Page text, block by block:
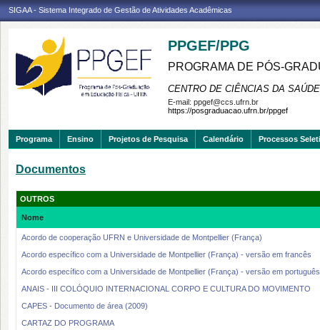
SIGAA - Sistema Integrado de Gestão de Atividades Acadêmicas
PPGEF/PPG
PROGRAMA DE PÓS-
CENTRO DE CIÊNCIAS DA SAÚDE
E-mail: ppgef@ccs.ufrn.br
https://posgraduacao.ufrn.br/ppgef
Programa Ensino Projetos de Pesquisa Calendário Processos
Documentos
OUTROS
Nome
Acordo de cooperação UFRN e Universidade de Montpellier (França)
Acordo específico com a Universidade de Montpellier (França) - versão em francês
Acordo específico com a Universidade de Montpellier (França) - versão em português
ANAIS - III COLÓQUIO INTERNACIONAL CORPO E CULTURA DO MOVIMENTO
CAPES - Documento de área (2009)
CARTAZ DO PROGRAMA